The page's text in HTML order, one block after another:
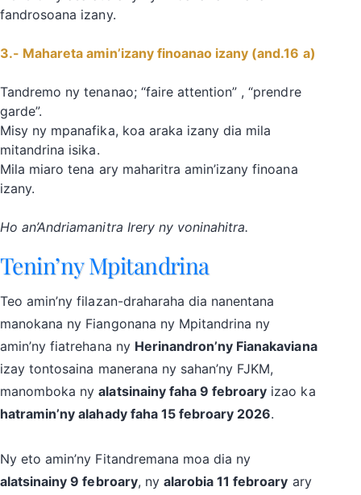
fandrosoana izany.
3.- Mahareta amin’izany finoanao izany (and.16 a)
Tandremo ny tenanao; “faire attention” , “prendre
garde”.
Misy ny mpanafika, koa araka izany dia mila
mitandrina isika.
Mila miaro tena ary maharitra amin’izany finoana
izany.
Ho an’Andriamanitra Irery ny voninahitra.
Tenin’ny Mpitandrina
Teo amin’ny filazan-draharaha dia nanentana
manokana ny Fiangonana ny Mpitandrina ny
amin’ny fiatrehana ny Herinandron’ny Fianakaviana
izay tontosaina manerana ny sahan’ny FJKM,
manomboka nyalatsinainy faha 9 febroary izao ka
hatramin’ny alahady faha 15 febroary 2026.
Ny eto amin’ny Fitandremana moa dia ny
alatsinainy 9 febroary, ny alarobia 11 febroary ary